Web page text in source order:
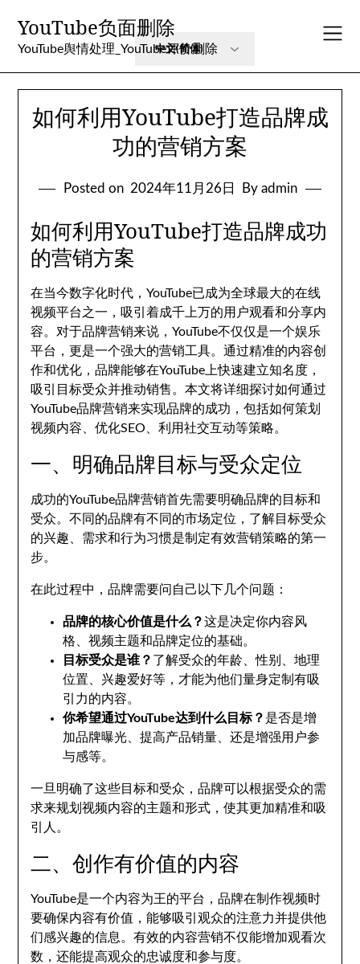
content
YouTube负面删除
YouTube舆情处理_YouTube评价删除
如何利用YouTube打造品牌成
功的营销方案
Posted on 2024年11月26日 By admin
如何利用YouTube打造品牌成功
的营销方案
在当今数字化时代，YouTube已成为全球最大的在线
视频平台之一，吸引着成千上万的用户观看和分享内
容。对于品牌营销来说，YouTube不仅仅是一个娱乐
平台，更是一个强大的营销工具。通过精准的内容创
作和优化，品牌能够在YouTube上快速建立知名度，
吸引目标受众并推动销售。本文将详细探讨如何通过
YouTube品牌营销来实现品牌的成功，包括如何策划
视频内容、优化SEO、利用社交互动等策略。
一、明确品牌目标与受众定位
成功的YouTube品牌营销首先需要明确品牌的目标和
受众。不同的品牌有不同的市场定位，了解目标受众
的兴趣、需求和行为习惯是制定有效营销策略的第一
步。
在此过程中，品牌需要问自己以下几个问题：
品牌的核心价值是什么？这是决定你内容风
格、视频主题和品牌定位的基础。
目标受众是谁？ 了解受众的年龄、性别、地理
位置、兴趣爱好等，才能为他们量身定制有吸
引力的内容。
你希望通过YouTube达到什么目标？ 是否是增
加品牌曝光、提高产品销量、还是增强用户参
与感等。
一旦明确了这些目标和受众，品牌可以根据受众的需
求来规划视频内容的主题和形式，使其更加精准和吸
引人。
二、创作有价值的内容
YouTube是一个内容为王的平台，品牌在制作视频时
要确保内容有价值，能够吸引观众的注意力并提供他
们感兴趣的信息。有效的内容营销不仅能增加观看次
数，还能提高观众的忠诚度和参与度。